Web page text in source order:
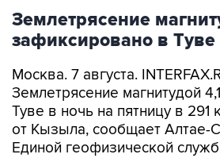
Землетрясение
зафиксировано в Туве
Москва. 7 августа.
Землетрясение магнитудой
Туве в ночь на пятницу в 291
от Кызыла, сообщает Алтае-
Единой геофизической